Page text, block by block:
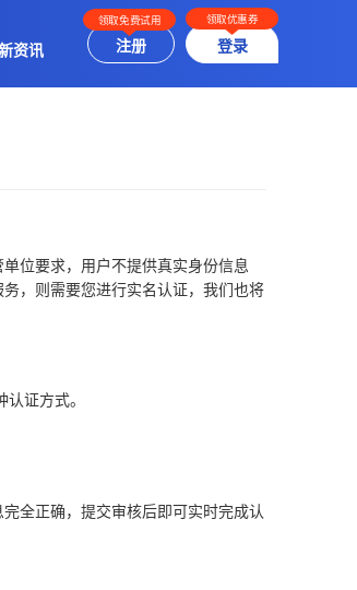
资讯
领取免费试用
注册
领取优惠券
登录
位要求，用户不提供真实身份信息
，则需要您进行实名认证，我们也将
证方式。
全正确，提交审核后即可实时完成认